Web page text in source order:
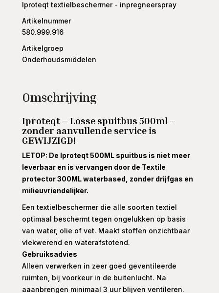
Iproteqt textielbeschermer - inpregneerspray
Artikelnummer
580.999.916
Artikelgroep
Onderhoudsmiddelen
Omschrijving
Iproteqt – Losse spuitbus 500ml –
zonder aanvullende service is
GEWIJZIGD!
LETOP: De Iproteqt 500ML spuitbus is niet meer
leverbaar en is vervangen door de Textile
protector 300ML waterbased, zonder drijfgas en
milieuvriendelijker.
Een textielbeschermer die alle soorten textiel
optimaal beschermt tegen ongelukken op basis
van water, olie of vet. Maakt stoffen onzichtbaar
vlekwerend en waterafstotend.
Gebruiksadvies
Alleen verwerken in zeer goed geventileerde
ruimten, bij voorkeur in de buitenlucht. Na
aaanbrengen minimaal 3 uur blijven ventileren.